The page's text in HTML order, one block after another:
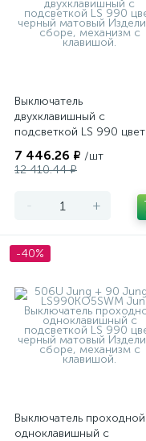
Выключатель
двухклавишный с
подсветкой LS 990 цвет
7 446.26 ₽ /шт
12 410.44 ₽
- +
-40%
Выключатель проходной
одноклавишный с